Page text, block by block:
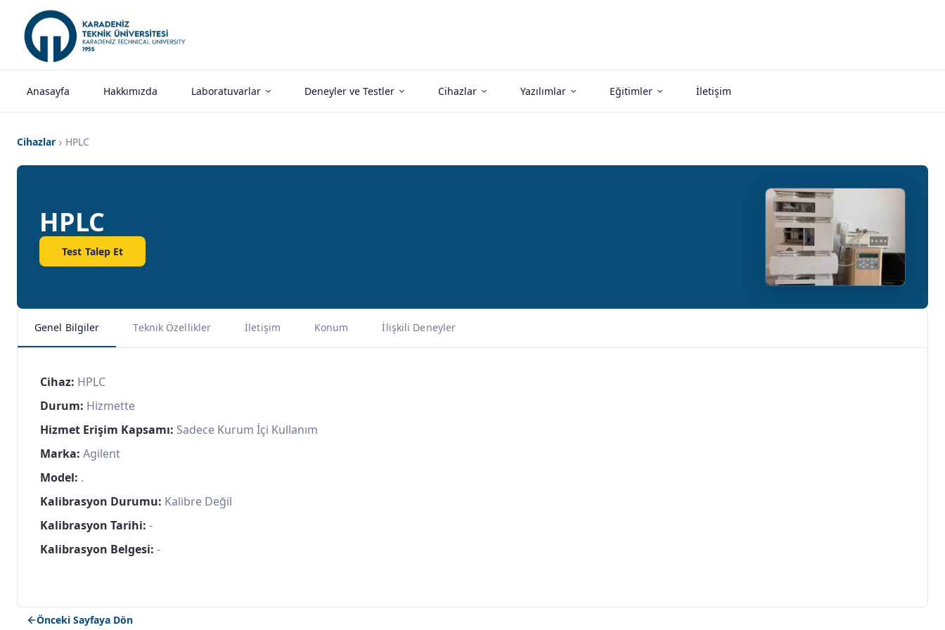
Anasayfa Hakkımızda Laboratuvarlar Deneyler ve Testler Cihazlar Yazılımlar Eğitimler İletişim
Cihazlar HPLC
HPLC
Test Talep Et
Genel Bilgiler Teknik Özellikler İletişim Konum İlişkili Deneyler
Cihaz: HPLC
Durum: Hizmette
Hizmet Erişim Kapsamı: Sadece Kurum İçi Kullanım
Marka: Agilent
Model: .
Kalibrasyon Durumu: Kalibre Değil
Kalibrasyon Tarihi: -
Kalibrasyon Belgesi: -
Önceki Sayfaya Dön